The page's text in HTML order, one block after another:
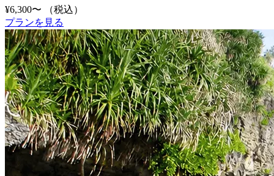
¥6,300〜
（税込）
プランを見る